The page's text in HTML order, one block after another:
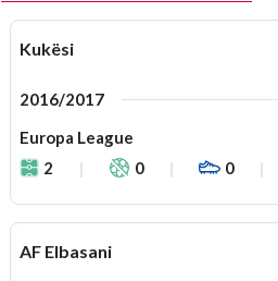
Kukësi
2016/2017
Europa League
2
0 0
AF Elbasani